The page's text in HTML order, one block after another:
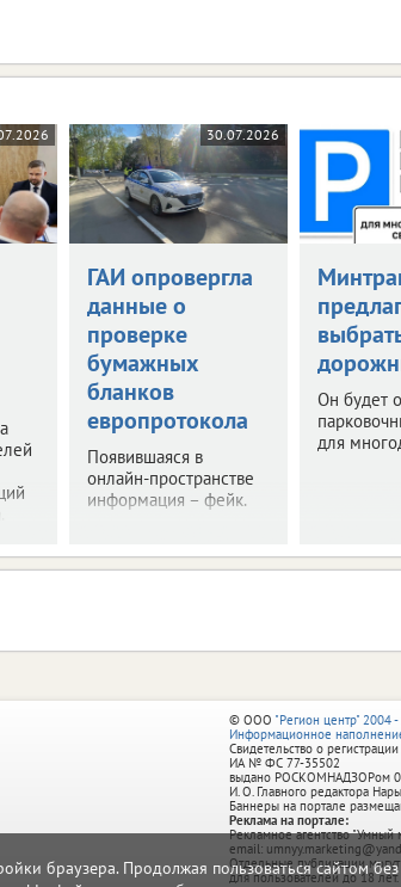
браузера. Продолжая пользоваться сайтом
30.07.2026
ГАИ опровергла
данные о
проверке
бумажных
бланков
европротокола
Появившаяся в
онлайн-пространстве
информация – фейк.
Он будет
для
© ООО "Регион центр" 2004
Информационное
Свидетельство о
ИА № ФС 77‑35502
выдано РОСКОМНАДЗОРом
И. О. Главного редактора
Баннеры на портале
Реклама на портале:
Рекламное агентство "Умный
email:
Отдельные публикации
для пользователей до 18 лет.